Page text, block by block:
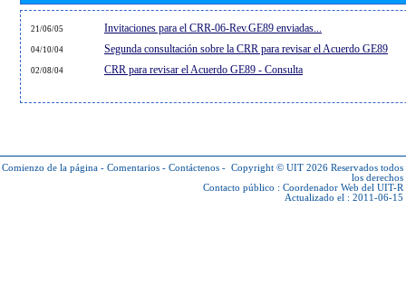
21/06/05 Invitaciones para el CRR-06-Rev.GE89 enviadas...
04/10/04 Segunda consultación sobre la CRR para revisar el Acuerdo GE89
02/08/04 CRR para revisar el Acuerdo GE89 - Consulta
Comienzo de la página - Comentarios - Contáctenos - Copyright © UIT 2026 Reservados todos
los derechos
Contacto público : Coordenador Web del UIT-R
Actualizado el : 2011-06-15